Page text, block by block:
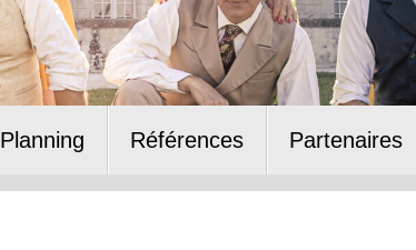
Planning Références Partenaires